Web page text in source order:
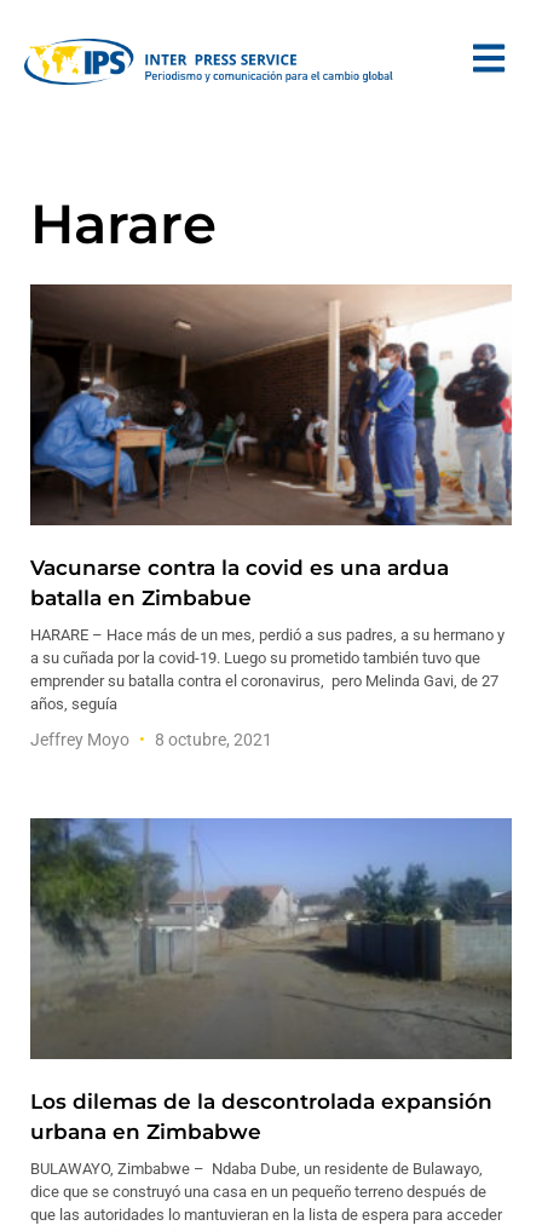
Harare
Vacunarse contra la covid es una ardua
batalla en Zimbabue
HARARE – Hace más de un mes, perdió a sus padres, a su hermano y
a su cuñada por la covid-19. Luego su prometido también tuvo que
emprender su batalla contra el coronavirus, pero Melinda Gavi, de 27
años, seguía
Jeffrey Moyo 8 octubre, 2021
Los dilemas de la descontrolada expansión
urbana en Zimbabwe
BULAWAYO, Zimbabwe – Ndaba Dube, un residente de Bulawayo,
dice que se construyó una casa en un pequeño terreno después de
que las autoridades lo mantuvieran en la lista de espera para acceder